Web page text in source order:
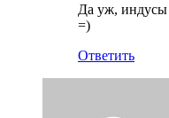
Да уж, индусы
=)
Ответить